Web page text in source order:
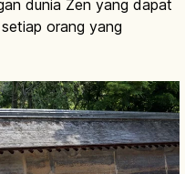
dunia Zen yang dapat
orang yang